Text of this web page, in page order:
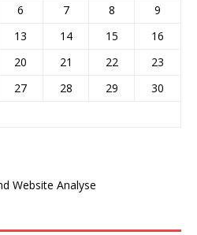
6 7 8
9
13 14 15
16
20 21 22
23
27 28 29
30